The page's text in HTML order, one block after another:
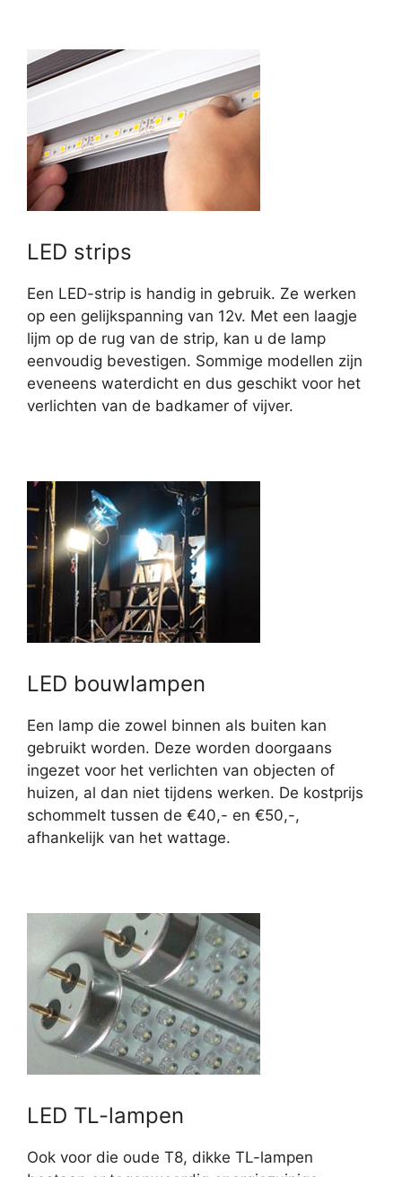
LED strips
Een LED-strip is handig in gebruik. Ze werken
op een gelijkspanning van 12v. Met een laagje
lijm op de rug van de strip, kan u de lamp
eenvoudig bevestigen. Sommige modellen zijn
eveneens waterdicht en dus geschikt voor het
verlichten van de badkamer of vijver.
LED bouwlampen
Een lamp die zowel binnen als buiten kan
gebruikt worden. Deze worden doorgaans
ingezet voor het verlichten van objecten of
huizen, al dan niet tijdens werken. De kostprijs
schommelt tussen de €40,- en €50,-,
afhankelijk van het wattage.
LED TL-lampen
Ook voor die oude T8, dikke TL-lampen